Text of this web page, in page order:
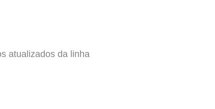
atualizados da linha